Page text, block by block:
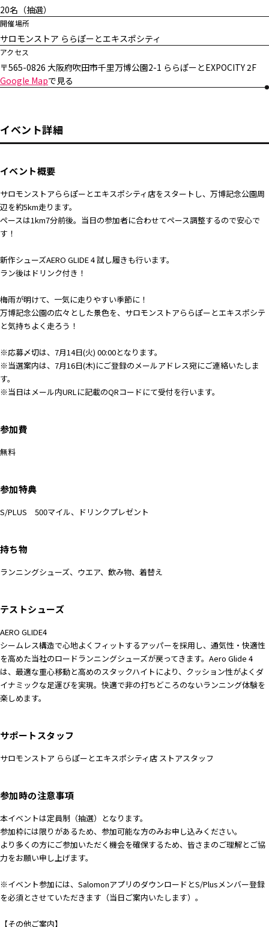
20名（抽選）
開催場所
サロモンストア ららぽーとエキスポシティ
アクセス
〒565-0826 大阪府吹田市千里万博公園2-1 ららぽーとEXPOCITY 2F
Google Mapで見る
イベント詳細
イベント概要
サロモンストアららぽーとエキスポシティ店をスタートし、万博記念公園周
辺を約5km走ります。
ペースは1km7分前後。当日の参加者に合わせてペース調整するので安心で
す！
新作シューズAERO GLIDE 4 試し履きも行います。
ラン後はドリンク付き！
梅雨が明けて、一気に走りやすい季節に！
万博記念公園の広々とした景色を、サロモンストアららぽーとエキスポシテ
と気持ちよく走ろう！
※応募〆切は、7月14日(火) 00:00となります。
※当選案内は、7月16日(木)にご登録のメールアドレス宛にご連絡いたしま
す。
※当日はメール内URLに記載のQRコードにて受付を行います。
参加費
無料
参加特典
S/PLUS 500マイル、ドリンクプレゼント
持ち物
ランニングシューズ、ウエア、飲み物、着替え
テストシューズ
AERO GLIDE4
シームレス構造で心地よくフィットするアッパーを採用し、通気性・快適性
を高めた当社のロードランニングシューズが戻ってきます。Aero Glide 4
は、最適な重心移動と高めのスタックハイトにより、クッション性がよくダ
イナミックな足運びを実現。快適で非の打ちどころのないランニング体験を
楽しめます。
サポートスタッフ
サロモンストア ららぽーとエキスポシティ店 ストアスタッフ
参加時の注意事項
本イベントは定員制（抽選）となります。
参加枠には限りがあるため、参加可能な方のみお申し込みください。
より多くの方にご参加いただく機会を確保するため、皆さまのご理解とご協
力をお願い申し上げます。
※イベント参加には、SalomonアプリのダウンロードとS/Plusメンバー登録
を必須とさせていただきます（当日ご案内いたします）。
【その他ご案内】